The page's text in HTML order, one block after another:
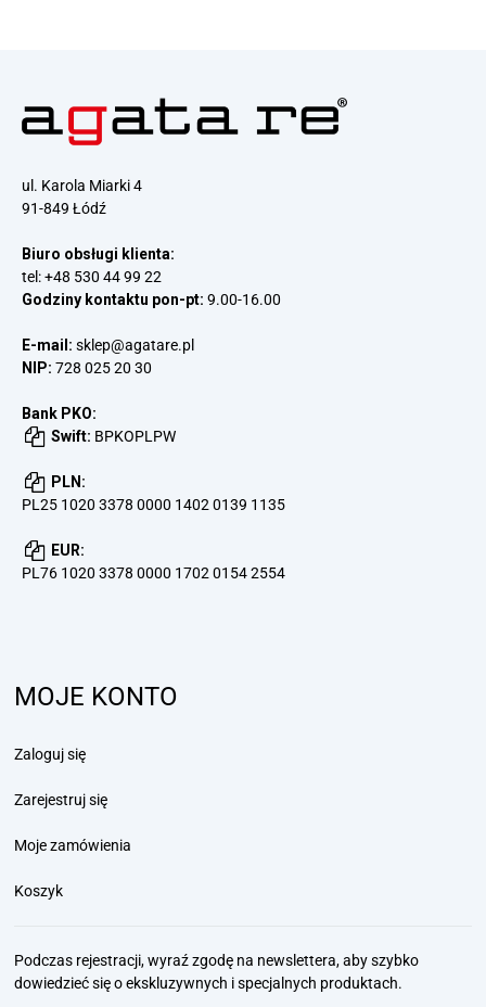
ul. Karola Miarki 4
91-849 Łódź
Biuro obsługi klienta:
tel:+48 530 44 99 22
Godziny kontaktu pon-pt: 9.00-16.00
E-mail: sklep@agatare.pl
NIP: 728 025 20 30
Bank PKO:
Swift: BPKOPLPW
PLN:
PL25 1020 3378 0000 1402 0139 1135
EUR:
PL76 1020 3378 0000 1702 0154 2554
MOJE KONTO
Zaloguj się
Zarejestruj się
Moje zamówienia
Koszyk
Podczas rejestracji, wyraź zgodę na newslettera, aby szybko
dowiedzieć sięo ekskluzywnych i specjalnych produktach.